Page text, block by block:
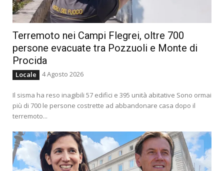
Terremoto nei Campi Flegrei, oltre 700
persone evacuate tra Pozzuoli e Monte di
Procida
Locale 4 Agosto 2026
Il sisma ha reso inagibili 57 edifici e 395 unità abitative Sono ormai
più di 700 le persone costrette ad abbandonare casa dopo il
terremoto...